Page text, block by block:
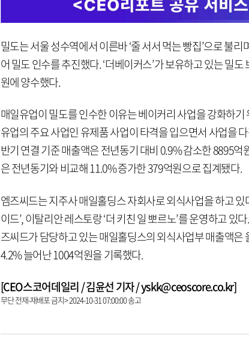
밀도는 서울 성수역에서 이른바 ‘줄 서서 먹는 빵집’으로 불
어 밀도 인수를 추진했다. ‘더베이커스’가 보유하고 있는 밀
원에 양수했다.
매일유업이 밀도를 인수한 이유는 베이커리 사업을 강화하
유업의 주요 사업인 유제품 사업이 타격을 입으면서 사업을
반기 연결 기준 매출액은 전년동기 대비 0.9% 감소한 8895
은 전년동기와 비교해 11.0% 증가한 379억원으로 집계됐다.
엠즈씨드는 지주사 매일홀딩스 자회사로 외식사업을 하고
이드’, 이탈리안 레스토랑 ‘더 키친 일 뽀르노’를 운영하고 있
즈씨드가 담당하고 있는 매일홀딩스의 외식사업부 매출액은
4.2% 늘어난 1004억원을 기록했다.
[CEO스코어데일리 / 김윤선 기자 / yskk@ceoscore.co.kr]
무단 전재-재배포 금지> 2024-10-31 07:00:00 송고